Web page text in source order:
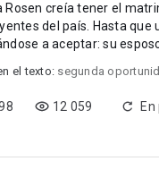
Rosen creía tener el
del país. Hasta que
a aceptar: su
el texto: segunda
12 059